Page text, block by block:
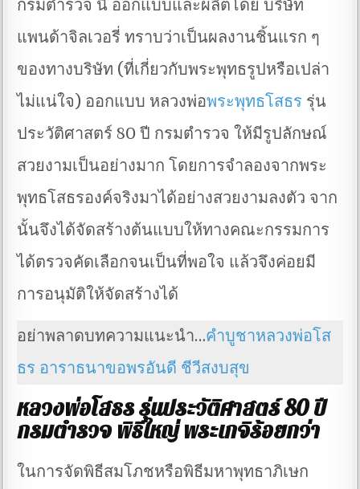
กรมตำรวจ นี้ ออกแบบและผลิตโดย บริษัท
แพนด้าจิลเวอรี่ ทราบว่าเป็นผลงานชิ้นแรก ๆ
ของทางบริษัท (ที่เกี่ยวกับพระพุทธรูปหรือเปล่า
ไม่แน่ใจ) ออกแบบ หลวงพ่อพระพุทธโสธร รุ่น
ประวัติศาสตร์ 80 ปี กรมตำรวจ ให้มีรูปลักษณ์
สวยงามเป็นอย่างมาก โดยการจำลองจากพระ
พุทธโสธรองค์จริงมาได้อย่างสวยงามลงตัว จาก
นั้นจึงได้จัดสร้างต้นแบบให้ทางคณะกรรมการ
ได้ตรวจคัดเลือกจนเป็นที่พอใจ แล้วจึงค่อยมี
การอนุมัติให้จัดสร้างได้
อย่าพลาดบทความแนะนำ…คำบูชาหลวงพ่อโส
ธร อาราธนาขอพรอันดี ชีวีสงบสุข
หลวงพ่อโสธร รุ่นประวัติศาสตร์ 80 ปี
กรมตำรวจ พิธีใหญ่ พระเกจิร้อยกว่า
ในการจัดพิธีสมโภชหรือพิธีมหาพุทธาภิเษก